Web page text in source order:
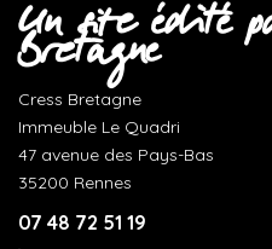
Un site édité
Bretagne
Cress Bretagne
Immeuble Le Quadri
47 avenue des Pays-Bas
35200 Rennes
07 48 72 51 19